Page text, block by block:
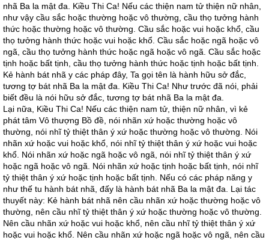
nhã Ba la mật đa. Kiều Thi Ca! Nếu các thiện nam tử thiện nữ nhân,
như vậy cầu sắc hoặc thường hoặc vô thường, cầu thọ tưởng hành
thức hoặc thường hoặc vô thường. Cầu sắc hoặc vui hoặc khổ, cầu
thọ tưởng hành thức hoặc vui hoặc khổ. Cầu sắc hoặc ngã hoặc vô
ngã, cầu thọ tưởng hành thức hoặc ngã hoặc vô ngã. Cầu sắc hoặc
tịnh hoặc bất tịnh, cầu thọ tưởng hành thức hoặc tịnh hoặc bất tịnh.
Kẻ hành bát nhã y các pháp đây, Ta gọi tên là hành hữu sở đắc,
tương tợ bát nhã Ba la mật đa. Kiều Thi Ca! Như trước đã nói, phải
biết đều là nói hữu sở đắc, tương tợ bát nhã Ba la mật đa.
Lại nữa, Kiều Thi Ca! Nếu các thiện nam tử, thiện nữ nhân, vì kẻ
phát tâm Vô thượng Bồ đề, nói nhãn xứ hoặc thường hoặc vô
thường, nói nhĩ tỷ thiệt thân ý xứ hoặc thường hoặc vô thường. Nói
nhãn xứ hoặc vui hoặc khổ, nói nhĩ tỷ thiệt thân ý xứ hoặc vui hoặc
khổ. Nói nhãn xứ hoặc ngã hoặc vô ngã, nói nhĩ tỷ thiệt thân ý xứ
hoặc ngã hoặc vô ngã. Nói nhãn xứ hoặc tịnh hoặc bất tịnh, nói nhĩ
tỷ thiệt thân ý xứ hoặc tịnh hoặc bất tịnh. Nếu có các pháp năng y
như thế tu hành bát nhã, đấy là hành bát nhã Ba la mật đa. Lại tác
thuyết này: Kẻ hành bát nhã nên cầu nhãn xứ hoặc thường hoặc vô
thường, nên cầu nhĩ tỷ thiệt thân ý xứ hoặc thường hoặc vô thường.
Nên cầu nhãn xứ hoặc vui hoặc khổ, nên cầu nhĩ tỷ thiệt thân ý xứ
hoặc vui hoặc khổ. Nên cầu nhãn xứ hoặc ngã hoặc vô ngã, nên cầu